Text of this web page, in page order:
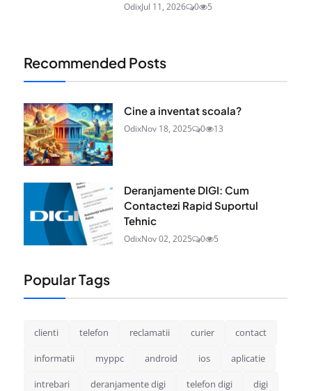
OdixJul 11, 2026 0 5
Recommended Posts
Cine a inventat scoala?
OdixNov 18, 2025 0 13
Deranjamente DIGI: Cum
Contactezi Rapid Suportul
Tehnic
OdixNov 02, 2025 0 5
Popular Tags
clienti telefon reclamatii curier contact
informatii myppc android ios aplicatie
intrebari deranjamente digi telefon digi digi